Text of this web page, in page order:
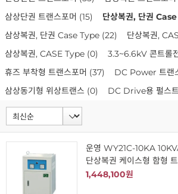
삼상단권 트랜스포머 (15) 단상복권, 단권
삼상복권, 단권 Case Type (22) 단상복권,
삼상복권, CASE Type (0) 3.3~6.6kV 콘트롤
휴즈 부착형 트랜스포머 (37) DC Power 트랜
삼상동기형 위상트랜스 (0) DC Drive용 펄스
운영 WY21C-10KA
단상복권 케이스형 함형
1,448,100원